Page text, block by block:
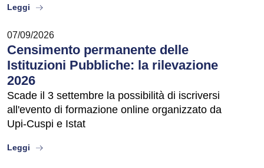
Leggi about
07/09/2026
Censimento permanente delle
Istituzioni Pubbliche: la rilevazione
2026
Scade il 3 settembre la possibilità di iscriversi
all'evento di formazione online organizzato da
Upi-Cuspi e Istat
Leggi about